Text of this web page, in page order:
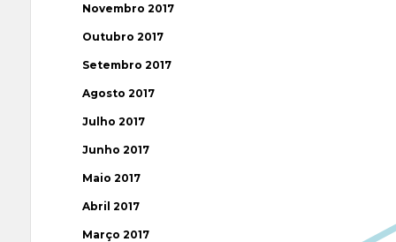
Novembro 2017
Outubro 2017
Setembro 2017
Agosto 2017
Julho 2017
Junho 2017
Maio 2017
Abril 2017
Março 2017